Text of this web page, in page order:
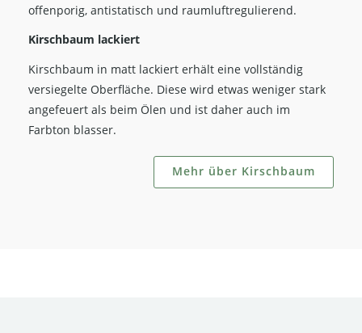
offenporig, antistatisch und raumluftregulierend.
Kirschbaum lackiert
Kirschbaum in matt lackiert erhält eine vollständig
versiegelte Oberfläche. Diese wird etwas weniger stark
angefeuert als beim Ölen und ist daher auch im
Farbton blasser.
Mehr über Kirschbaum